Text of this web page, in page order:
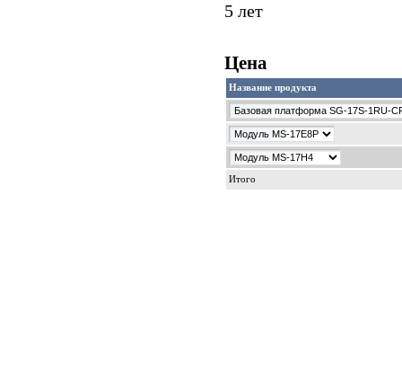
5 лет
Цена
Название продукта
Итого